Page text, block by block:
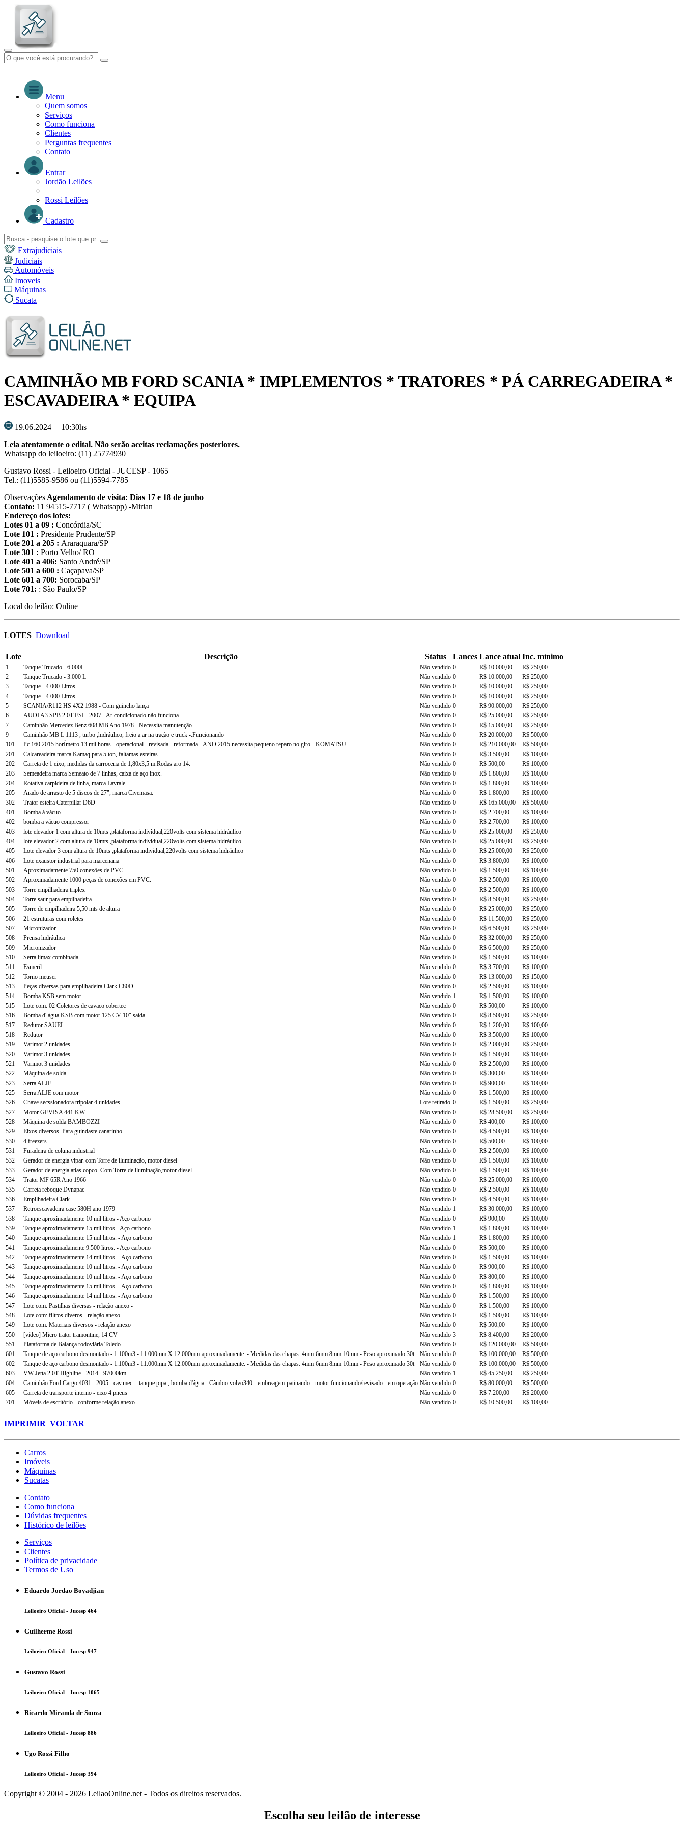
Menu
Quem somos
Serviços
Como funciona
Clientes
Perguntas frequentes
Contato
Entrar
Jordão Leilões
Rossi Leilões
Cadastro
Extrajudiciais
Judiciais
Automóveis
Imoveis
Máquinas
Sucata
CAMINHÃO MB FORD SCANIA * IMPLEMENTOS * TRATORES * PÁ CARREGADEIRA *
ESCAVADEIRA * EQUIPA
19.06.2024 | 10:30hs
Leia atentamente o edital. Não serão aceitas reclamações posteriores.
Whatsapp do leiloeiro: (11) 25774930
Gustavo Rossi - Leiloeiro Oficial - JUCESP - 1065
Tel.: (11)5585-9586 ou (11)5594-7785
Observações Agendamento de visita: Dias 17 e 18 de junho
Contato: 11 94515-7717 ( Whatsapp) -Mirian
Endereço dos lotes:
Lotes 01 a 09 : Concórdia/SC
Lote 101 : Presidente Prudente/SP
Lote 201 a 205 : Araraquara/SP
Lote 301 : Porto Velho/ RO
Lote 401 a 406: Santo André/SP
Lote 501 a 600 : Caçapava/SP
Lote 601 a 700: Sorocaba/SP
Lote 701: : São Paulo/SP
Local do leilão: Online
LOTES Download
Lote Descrição Status Lances Lance atual Inc. mínimo
1 Tanque Trucado - 6.000L Não vendido 0 R$ 10.000,00
R$ 250,00
2
Tanque Trucado - 3.000 L Não vendido 0 R$ 10.000,00
R$ 250,00
3
Tanque - 4.000 Litros Não vendido 0 R$ 10.000,00
R$ 250,00
4
Tanque - 4.000 Litros Não vendido 0 R$ 10.000,00
R$ 250,00
5
SCANIA/R112 HS 4X2 1988 - Com guincho lança Não vendido 0 R$ 90.000,00
R$ 250,00
6
AUDI A3 SPB 2.0T FSI - 2007 - Ar condicionado não funciona Não vendido 0 R$ 25.000,00
R$ 250,00
7
Caminhão Mercedez Benz 608 MB Ano 1978 - Necessita manutenção Não vendido 0 R$ 15.000,00
R$ 250,00
9
Caminhão MB L 1113 , turbo ,hidráulico, freio a ar na tração e truck -.Funcionando Não vendido 0 R$ 20.000,00
R$ 500,00
101
Pc 160 2015 horÍmetro 13 mil horas - operacional - revisada - reformada - ANO 2015 necessita pequeno reparo no giro - KOMATSU Não vendido 0 R$ 210.000,00
R$ 500,00
201
Calcareadeira marca Kamaq para 5 ton, faltamas esteiras. Não vendido 0 R$ 3.500,00
R$ 100,00
202
Carreta de 1 eixo, medidas da carroceria de 1,80x3,5 m.Rodas aro 14. Não vendido 0 R$ 500,00
R$ 100,00
203
Semeadeira marca Semeato de 7 linhas, caixa de aço inox. Não vendido 0 R$ 1.800,00
R$ 100,00
204
Rotativa carpideira de linha, marca Lavrale. Não vendido 0 R$ 1.800,00
R$ 100,00
205
Arado de arrasto de 5 discos de 27", marca Civemasa. Não vendido 0 R$ 1.800,00
R$ 100,00
302
Trator esteira Caterpillar D6D Não vendido 0 R$ 165.000,00
R$ 500,00
401
Bomba á vácuo Não vendido 0 R$ 2.700,00
R$ 100,00
402
bomba a vácuo compressor Não vendido 0 R$ 2.700,00
R$ 100,00
403
lote elevador 1 com altura de 10mts ,plataforma individual,220volts com sistema hidráulico Não vendido 0 R$ 25.000,00
R$ 250,00
404
lote elevador 2 com altura de 10mts ,plataforma individual,220volts com sistema hidráulico Não vendido 0 R$ 25.000,00
R$ 250,00
405
Lote elevador 3 com altura de 10mts ,plataforma individual,220volts com sistema hidráulico Não vendido 0 R$ 25.000,00
R$ 250,00
406
Lote exaustor industrial para marcenaria Não vendido 0 R$ 3.800,00
R$ 100,00
501
Aproximadamente 750 conexões de PVC. Não vendido 0 R$ 1.500,00
R$ 100,00
502
Aproximadamente 1000 peças de conexões em PVC. Não vendido 0 R$ 2.500,00
R$ 100,00
503
Torre empilhadeira triplex Não vendido 0 R$ 2.500,00
R$ 100,00
504
Torre saur para empilhadeira Não vendido 0 R$ 8.500,00
R$ 250,00
505
Torre de empilhadeira 5,50 mts de altura Não vendido 0 R$ 25.000,00
R$ 250,00
506
21 estruturas com roletes Não vendido 0 R$ 11.500,00
R$ 250,00
507
Micronizador Não vendido 0 R$ 6.500,00
R$ 250,00
508
Prensa hidráulica Não vendido 0 R$ 32.000,00
R$ 250,00
509
Micronizador Não vendido 0 R$ 6.500,00
R$ 250,00
510
Serra limax combinada Não vendido 0 R$ 1.500,00
R$ 100,00
511
Esmeril Não vendido 0 R$ 3.700,00
R$ 100,00
512
Torno meuser Não vendido 0 R$ 13.000,00
R$ 150,00
513
Peças diversas para empilhadeira Clark C80D Não vendido 0 R$ 2.500,00
R$ 100,00
514
Bomba KSB sem motor Não vendido 1 R$ 1.500,00
R$ 100,00
515
Lote com: 02 Coletores de cavaco cobertec Não vendido 0 R$ 500,00
R$ 100,00
516
Bomba d' água KSB com motor 125 CV 10" saída Não vendido 0 R$ 8.500,00
R$ 250,00
517
Redutor SAUEL Não vendido 0 R$ 1.200,00
R$ 100,00
518
Redutor Não vendido 0 R$ 3.500,00
R$ 100,00
519
Varimot 2 unidades Não vendido 0 R$ 2.000,00
R$ 250,00
520
Varimot 3 unidades Não vendido 0 R$ 1.500,00
R$ 100,00
521
Varimot 3 unidades Não vendido 0 R$ 2.500,00
R$ 100,00
522
Máquina de solda Não vendido 0 R$ 300,00
R$ 100,00
523
Serra ALJE Não vendido 0 R$ 900,00
R$ 100,00
525
Serra ALJE com motor Não vendido 0 R$ 1.500,00
R$ 100,00
526
Chave secssionadora tripolar 4 unidades Lote retirado 0 R$ 1.500,00
R$ 250,00
527
Motor GEVISA 441 KW Não vendido 0 R$ 28.500,00
R$ 250,00
528
Máquina de solda BAMBOZZI Não vendido 0 R$ 400,00
R$ 100,00
529
Eixos diversos. Para guindaste canarinho Não vendido 0 R$ 4.500,00
R$ 100,00
530
4 freezers Não vendido 0 R$ 500,00
R$ 100,00
531
Furadeira de coluna industrial Não vendido 0 R$ 2.500,00
R$ 100,00
532
Gerador de energia vipar. com Torre de iluminação, motor diesel Não vendido 0 R$ 1.500,00
R$ 100,00
533
Gerador de energia atlas copco. Com Torre de iluminação,motor diesel Não vendido 0 R$ 1.500,00
R$ 100,00
534
Trator MF 65R Ano 1966 Não vendido 0 R$ 25.000,00
R$ 100,00
535
Carreta reboque Dynapac Não vendido 0 R$ 2.500,00
R$ 100,00
536
Empilhadeira Clark Não vendido 0 R$ 4.500,00
R$ 100,00
537
Retroescavadeira case 580H ano 1979 Não vendido 1 R$ 30.000,00
R$ 100,00
538
Tanque aproximadamente 10 mil litros - Aço carbono Não vendido 0 R$ 900,00
R$ 100,00
539
Tanque aproximadamente 15 mil litros - Aço carbono Não vendido 1 R$ 1.800,00
R$ 100,00
540
Tanque aproximadamente 15 mil litros. - Aço carbono Não vendido 1 R$ 1.800,00
R$ 100,00
541
Tanque aproximadamente 9.500 litros. - Aço carbono Não vendido 0 R$ 500,00
R$ 100,00
542
Tanque aproximadamente 14 mil litros. - Aço carbono Não vendido 0 R$ 1.500,00
R$ 100,00
543
Tanque aproximadamente 10 mil litros. - Aço carbono Não vendido 0 R$ 900,00
R$ 100,00
544
Tanque aproximadamente 10 mil litros. - Aço carbono Não vendido 0 R$ 800,00
R$ 100,00
545
Tanque aproximadamente 15 mil litros. - Aço carbono Não vendido 0 R$ 1.800,00
R$ 100,00
546
Tanque aproximadamente 14 mil litros. - Aço carbono Não vendido 0 R$ 1.500,00
R$ 100,00
547
Lote com: Pastilhas diversas - relação anexo - Não vendido 0 R$ 1.500,00
R$ 100,00
548
Lote com: filtros diveros - relação anexo Não vendido 0 R$ 1.500,00
R$ 100,00
549
Lote com: Materiais diversos - relação anexo Não vendido 0 R$ 500,00
R$ 100,00
550
[vídeo] Micro trator tramontine, 14 CV Não vendido 3 R$ 8.400,00
R$ 200,00
551
Plataforma de Balança rodoviária Toledo Não vendido 0 R$ 120.000,00
R$ 500,00
601
Tanque de aço carbono desmontado - 1.100m3 - 11.000mm X 12.000mm aproximadamente. - Medidas das chapas: 4mm 6mm 8mm 10mm - Peso aproximado 30t Não vendido 0 R$ 100.000,00
R$ 500,00
602
Tanque de aço carbono desmontado - 1.100m3 - 11.000mm X 12.000mm aproximadamente. - Medidas das chapas: 4mm 6mm 8mm 10mm - Peso aproximado 30t Não vendido 0 R$ 100.000,00
R$ 500,00
603
VW Jetta 2.0T Highline - 2014 - 97000km Não vendido 1 R$ 45.250,00
R$ 250,00
604
Caminhão Ford Cargo 4031 - 2005 - cav.mec. - tanque pipa , bomba d'água - Câmbio volvo340 - embreagem patinando - motor funcionando/revisado - em operação Não vendido 0 R$ 80.000,00
R$ 500,00
605
Carreta de transporte interno - eixo 4 pneus Não vendido 0 R$ 7.200,00
R$ 200,00
701
Móveis de escritório - conforme relação anexo Não vendido 0 R$ 10.500,00 R$ 100,00
IMPRIMIR VOLTAR
Carros
Imóveis
Máquinas
Sucatas
Contato
Como funciona
Dúvidas frequentes
Histórico de leilões
Serviços
Clientes
Política de privacidade
Termos de Uso
Eduardo Jordao Boyadjian
Leiloeiro Oficial - Jucesp 464
Guilherme Rossi
Leiloeiro Oficial - Jucesp 947
Gustavo Rossi
Leiloeiro Oficial - Jucesp 1065
Ricardo Miranda de Souza
Leiloeiro Oficial - Jucesp 886
Ugo Rossi Filho
Leiloeiro Oficial - Jucesp 394
Copyright © 2004 - 2026 LeilaoOnline.net - Todos os direitos reservados.
Escolha seu leilão de interesse